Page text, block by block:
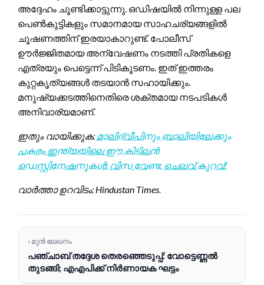
അദ്ദേഹം ചൂണ്ടിക്കാട്ടുന്നു. ഒഡിഷയിൽ നിന്നുള്ള പല
പെൺകുട്ടികളും സമാനമായ സാഹചര്യങ്ങളിൽ
ചൂഷണത്തിന് ഇരയാകാറുണ്ട്. പോലീസ്
ഊർജ്ജിതമായ അന്വേഷണം നടത്തി പ്രതികളെ
എത്രയും പെട്ടെന്ന് പിടികൂടണം. ഇത് ഇത്തരം
കുറ്റകൃത്യങ്ങൾ തടയാൻ സഹായിക്കും.
മനുഷ്യക്കടത്തിനെതിരെ ശക്തമായ നടപടികൾ
അനിവാര്യമാണ്.
ഇതും വായിക്കുക: മാലിദ്വീപിനും ബാലിയിലേക്കും
പകരം ഇന്ത്യയിലെ ഈ കിടിലൻ
ഡെസ്റ്റിനേഷനുകൾ; വിസ വേണ്ട, ചെലവ് കുറവ്!
വാർത്താ ഉറവിടം: Hindustan Times.
‹ മുൻ ലേഖനം
പഞ്ചാബ് തദ്ദേശ തെരഞ്ഞെടുപ്പ്: വോട്ടെണ്ണൽ
തുടങ്ങി; എഎപിക്ക് നിർണായക ഘട്ടം